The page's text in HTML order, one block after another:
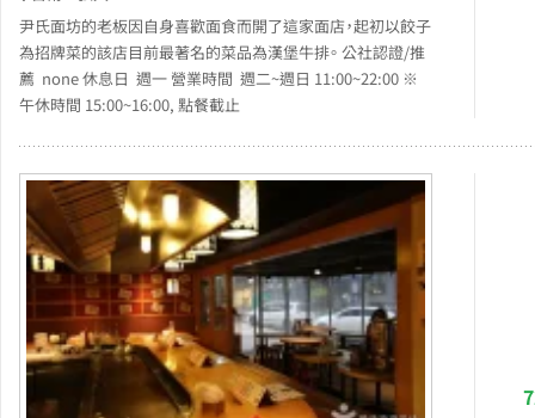
尹氏面坊的老板因自身喜歡面食而開了這家面店，起初以餃子
為招牌菜的該店目前最著名的菜品為漢堡牛排。 公社認證/推
薦 none 休息日 週一 營業時間 週二~週日 11:00~22:00 ※
午休時間 15:00~16:00, 點餐截止